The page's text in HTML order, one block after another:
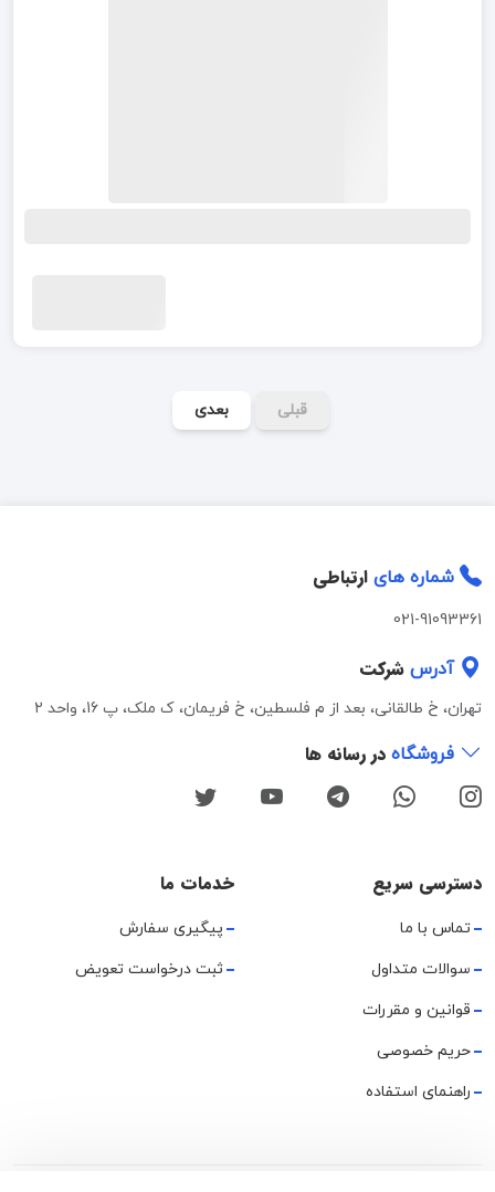
قبلی بعدی
شماره های ارتباطی
021-91093361
آدرس شرکت
تهران، خ طالقانی، بعد از م فلسطین، خ فریمان، ک ملک، پ 16، واحد 2
فروشگاه در رسانه ها
دسترسی سریع
تماس با ما
سوالات متداول
قوانین و مقررات
حریم خصوصی
راهنمای استفاده
خدمات ما
پیگیری سفارش
ثبت درخواست تعویض